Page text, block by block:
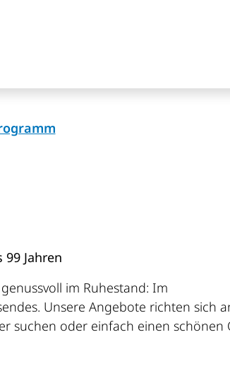
(ausgewählt)
Jahren
im Ruhestand: Im
Unsere Angebote richten sich
suchen oder einfach einen schönen